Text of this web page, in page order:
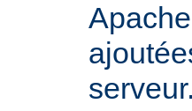
serveur.